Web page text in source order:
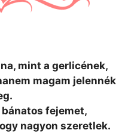
mint a gerlicének,
magam jelennék
fejemet,
nagyon szeretlek.